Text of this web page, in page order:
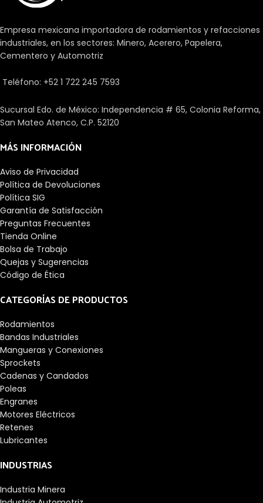
Empresa mexicana importadora de rodamientos y refacciones
industriales, en los sectores: Minero, Acerero, Papelera,
Cementero y Automotriz
Teléfono: +52 1 722 245 7593
Sucursal Edo. de México: Independencia # 65, Colonia Reforma,
San Mateo Atenco, C.P. 52120
MÁS INFORMACIÓN
Aviso de Privacidad
Política de Devoluciones
Política SIG
Garantía de Satisfacción
Preguntas Frecuentes
Tienda Online
Bolsa de Trabajo
Quejas y Sugerencias
Código de Ética
CATEGORÍAS DE PRODUCTOS
Rodamientos
Bandas Industriales
Mangueras y Conexiones
Sprockets
Cadenas y Candados
Poleas
Engranes
Motores Eléctricos
Retenes
Lubricantes
INDUSTRIAS
Industria Minera